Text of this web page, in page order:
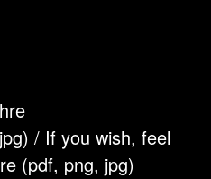
/ If you wish, feel
(pdf, png, jpg)